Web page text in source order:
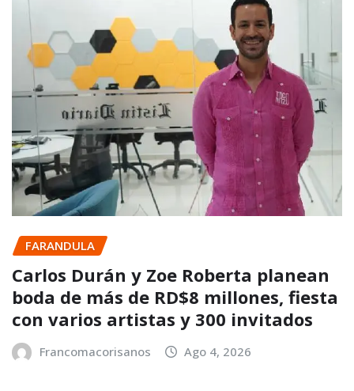
FARANDULA
Carlos Durán y Zoe Roberta planean
boda de más de RD$8 millones, fiesta
con varios artistas y 300 invitados
Francomacorisanos Ago 4, 2026